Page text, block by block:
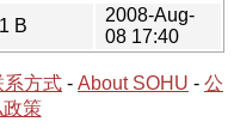
B
2008-Aug-
08 17:40
系方式 - About SOHU - 公
政策